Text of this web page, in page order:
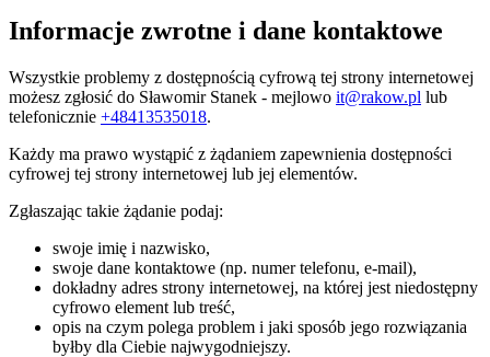
Informacje zwrotne i dane kontaktowe
Wszystkie problemy z dostępnością cyfrową tej strony internetowej
możesz zgłosić do Sławomir Stanek - mejlowo it@rakow.pl lub
telefonicznie +48413535018.
Każdy ma prawo wystąpić z żądaniem zapewnienia dostępności
cyfrowej tej strony internetowej lub jej elementów.
Zgłaszając takie żądanie podaj:
swoje imię i nazwisko,
swoje dane kontaktowe (np. numer telefonu, e-mail),
dokładny adres strony internetowej, na której jest niedostępny
cyfrowo element lub treść,
opis na czym polega problem i jaki sposób jego rozwiązania
byłby dla Ciebie najwygodniejszy.